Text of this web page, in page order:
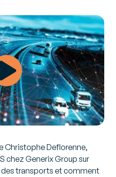
Christophe Deflorenne,
chez Generix Group sur
transports et comment